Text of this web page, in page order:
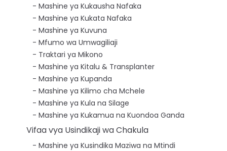
Mashine ya Kukausha Nafaka
Mashine ya Kukata Nafaka
Mashine ya Kuvuna
Mfumo wa Umwagiliaji
Traktari ya Mikono
Mashine ya Kitalu & Transplanter
Mashine ya Kupanda
Mashine ya Kilimo cha Mchele
Mashine ya Kula na Silage
Mashine ya Kukamua na Kuondoa Ganda
Vifaa vya Usindikaji wa Chakula
Mashine ya Kusindika Maziwa na Mtindi